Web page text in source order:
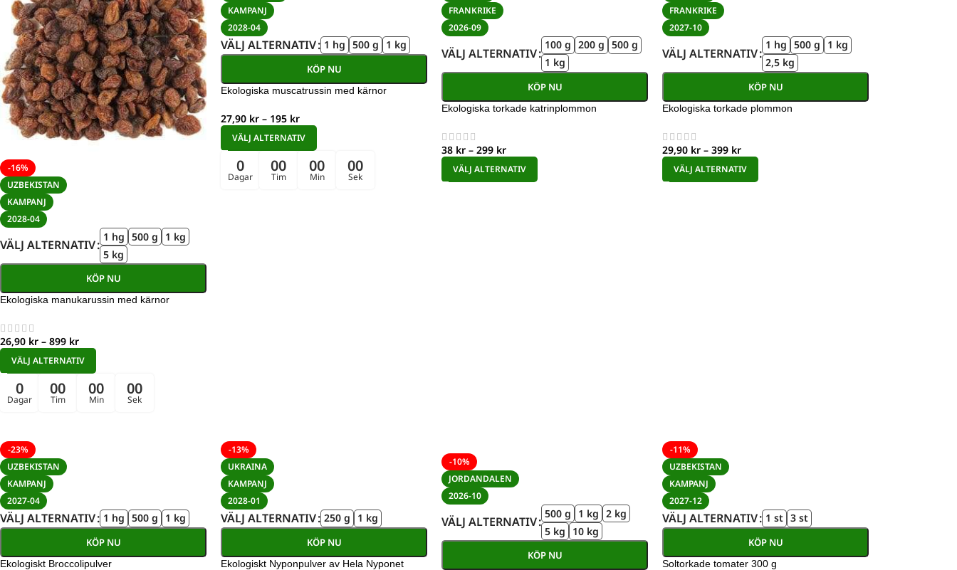
-16%
UZBEKISTAN
KAMPANJ
2028-04
VÄLJ ALTERNATIV
1 hg 500 g
1 kg
5 kg
KÖP NU
Ekologiska manukarussin med kärnor
26,90 kr – 899 kr
VÄLJ ALTERNATIV
0
Dagar
00
Tim
00
Min
00
Sek
KAMPANJ
2028-04
VÄLJ ALTERNATIV 1 hg 500 g 1 kg
KÖP NU
Ekologiska muscatrussin med kärnor
27,90 kr – 195 kr
VÄLJ ALTERNATIV
0
Dagar
00
Tim
00
Min
00
Sek
FRANKRIKE
2026-09
VÄLJ ALTERNATIV
100 g 200 g 500 g
1 kg
KÖP NU
Ekologiska torkade katrinplommon
38 kr – 299 kr
VÄLJ ALTERNATIV
FRANKRIKE
2027-10
VÄLJ ALTERNATIV
1 hg 500 g
1 kg
2,5 kg
KÖP NU
Ekologiska torkade plommon
29,90 kr – 399 kr
VÄLJ ALTERNATIV
-23%
UZBEKISTAN
KAMPANJ
2027-04
VÄLJ ALTERNATIV 1 hg 500 g 1 kg
KÖP NU
Ekologiskt Broccolipulver
-13%
UKRAINA
KAMPANJ
2028-01
VÄLJ ALTERNATIV 250 g 1 kg
KÖP NU
Ekologiskt Nyponpulver av Hela Nyponet
-10%
JORDANDALEN
2026-10
VÄLJ ALTERNATIV
500 g 1 kg 2 kg
5 kg
10 kg
KÖP NU
-11%
UZBEKISTAN
KAMPANJ
2027-12
VÄLJ ALTERNATIV 1 st 3 st
KÖP NU
Soltorkade tomater 300 g